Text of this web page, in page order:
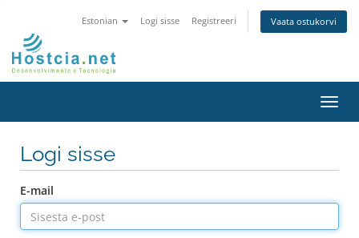
Estonian Logi sisse Registreeri Vaata ostukorvi
Logi sisse
E-mail